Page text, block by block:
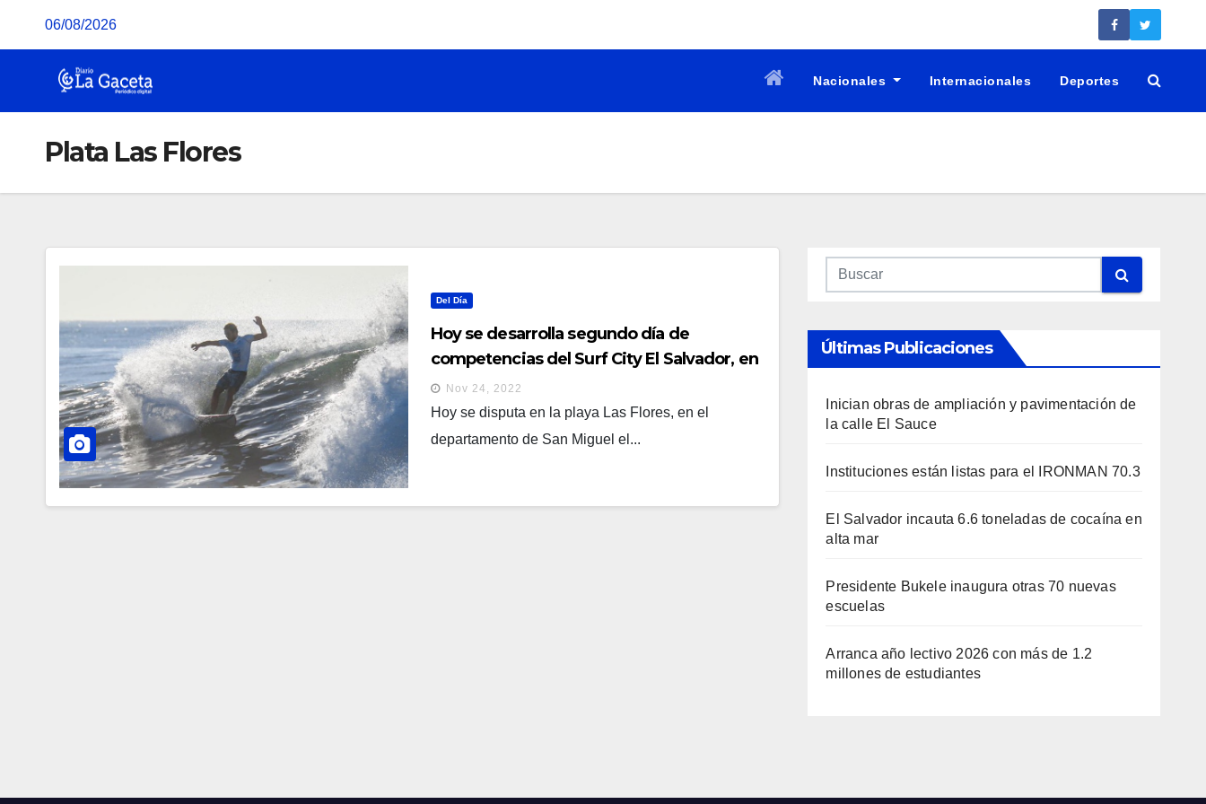
06/08/2026
Nacionales Internacionales Deportes
Plata Las Flores
Del Día
Hoy se desarrolla segundo día de
competencias del Surf City El Salvador, en
playa Las Flores
Nov 24, 2022
Hoy se disputa en la playa Las Flores, en el
departamento de San Miguel el...
Últimas Publicaciones
Inician obras de ampliación y pavimentación de
la calle El Sauce
Instituciones están listas para el IRONMAN 70.3
El Salvador incauta 6.6 toneladas de cocaína en
alta mar
Presidente Bukele inaugura otras 70 nuevas
escuelas
Arranca año lectivo 2026 con más de 1.2
millones de estudiantes